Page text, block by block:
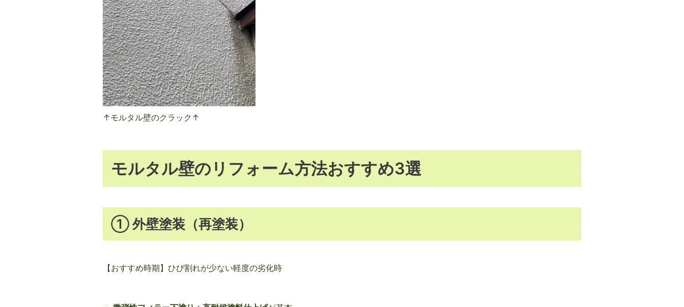
↑モルタル壁のクラック↑
モルタル壁のリフォーム方法おすすめ3選
① 外壁塗装（再塗装）
【おすすめ時期】ひび割れが少ない軽度の劣化時